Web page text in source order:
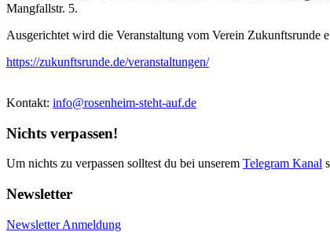
Mangfallstr. 5.
Ausgerichtet wird die Veranstaltung vom Verein Zukunftsrunde
https://zukunftsrunde.de/veranstaltungen/
Kontakt: info@rosenheim-steht-auf.de
Nichts verpassen!
Um nichts zu verpassen solltest du bei unserem Telegram Kanal
Newsletter
Newsletter Anmeldung